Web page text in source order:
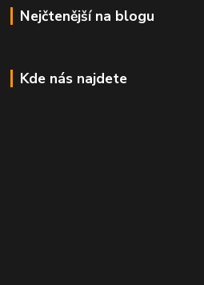
Nejčtenější na blogu
Kde nás najdete